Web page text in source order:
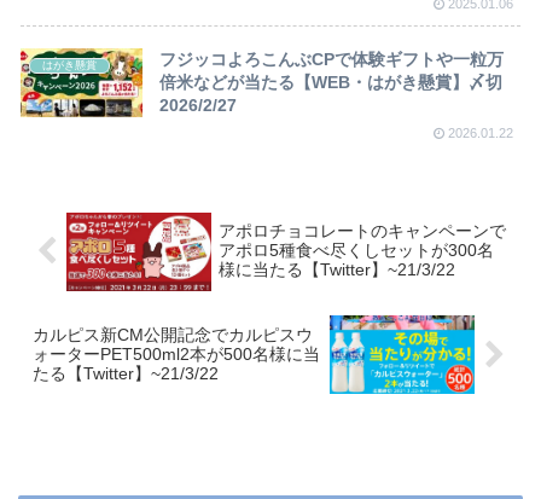
2025.01.06
はがき懸賞
フジッコよろこんぶCPで体験ギフトや一粒万
倍米などが当たる【WEB・はがき懸賞】〆切
2026/2/27
2026.01.22
アポロチョコレートのキャンペーンで
アポロ5種食べ尽くしセットが300名
様に当たる【Twitter】~21/3/22
カルピス新CM公開記念でカルピスウ
ォーターPET500ml2本が500名様に当
たる【Twitter】~21/3/22